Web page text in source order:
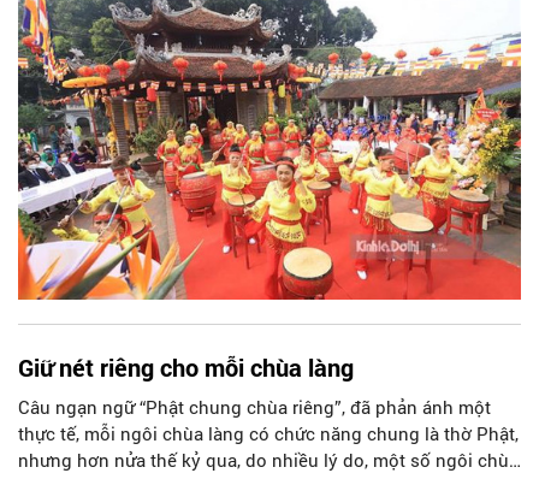
Giữ nét riêng cho mỗi chùa làng
Câu ngạn ngữ “Phật chung chùa riêng”, đã phản ánh một
thực tế, mỗi ngôi chùa làng có chức năng chung là thờ Phật,
nhưng hơn nửa thế kỷ qua, do nhiều lý do, một số ngôi chùa